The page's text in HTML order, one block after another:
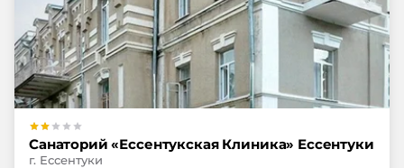
Санаторий «Ессентукская Клиника» Ессентуки
г. Ессентуки